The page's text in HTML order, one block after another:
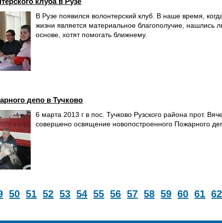
В Рузе появился волонтерский клуб. В наше время,
жизни является материальное благополучие, нашлись
основе, хотят помогать ближнему.
депо в Тучково
6 марта 2013 г в пос. Тучково Рузского района прот.
совершено освящение новопостроенного Пожарного
50 51 52 53 54 55 56 57 58 59 60 61 62